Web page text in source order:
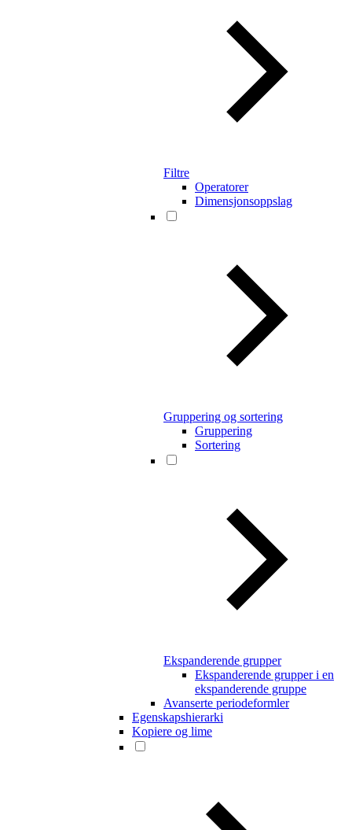
Filtre
Operatorer
Dimensjonsoppslag
Gruppering og sortering
Gruppering
Sortering
Ekspanderende grupper
Ekspanderende grupper i en
ekspanderende gruppe
Avanserte periodeformler
Egenskapshierarki
Kopiere og lime